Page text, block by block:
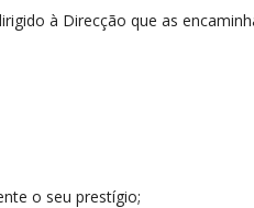
à Direcção que as
o seu prestígio;